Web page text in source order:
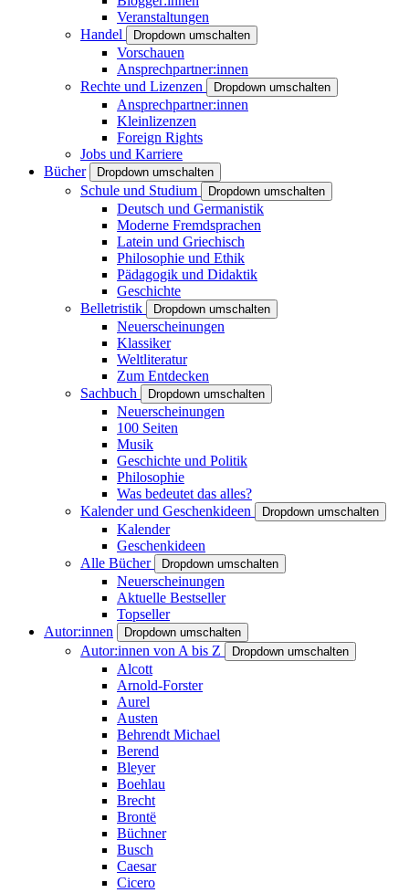
Veranstaltungen
Handel
Dropdown umschalten
Vorschauen
Ansprechpartner:innen
Rechte und Lizenzen
Dropdown umschalten
Ansprechpartner:innen
Kleinlizenzen
Foreign Rights
Jobs und Karriere
Bücher
Dropdown umschalten
Schule und Studium Dropdown umschalten
Deutsch und Germanistik
Moderne Fremdsprachen
Latein und Griechisch
Philosophie und Ethik
Pädagogik und Didaktik
Geschichte
Belletristik
Dropdown umschalten
Neuerscheinungen
Klassiker
Weltliteratur
Zum Entdecken
Sachbuch
Dropdown umschalten
Neuerscheinungen
100 Seiten
Musik
Geschichte und Politik
Philosophie
Was bedeutet das alles?
Kalender und Geschenkideen
Dropdown umschalten
Kalender
Geschenkideen
Alle Bücher
Dropdown umschalten
Neuerscheinungen
Aktuelle Bestseller
Topseller
Autor:innen
Dropdown umschalten
Autor:innen von A bis Z Dropdown umschalten
Alcott
Arnold-Forster
Aurel
Austen
Behrendt Michael
Berend
Bleyer
Boehlau
Brecht
Brontë
Büchner
Busch
Caesar
Cicero